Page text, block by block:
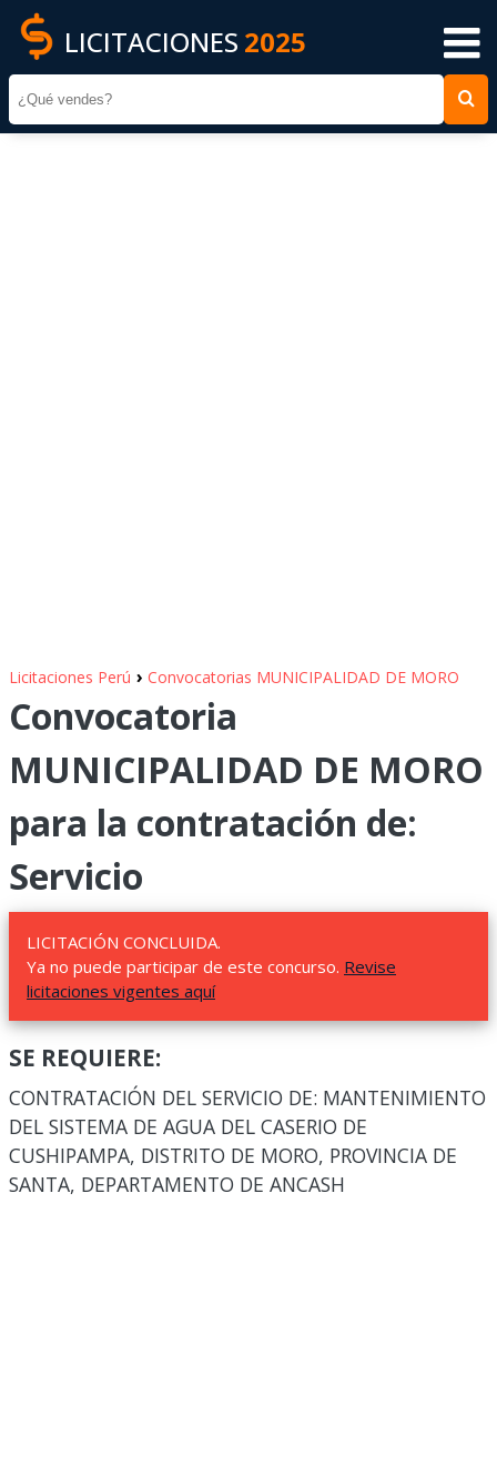
LICITACIONES 2025
Licitaciones Perú › Convocatorias MUNICIPALIDAD DE MORO
Convocatoria
MUNICIPALIDAD DE MORO
para la contratación de:
Servicio
LICITACIÓN CONCLUIDA.
Ya no puede participar de este concurso. Revise
licitaciones vigentes aquí
SE REQUIERE:
CONTRATACIÓN DEL SERVICIO DE: MANTENIMIENTO
DEL SISTEMA DE AGUA DEL CASERIO DE
CUSHIPAMPA, DISTRITO DE MORO, PROVINCIA DE
SANTA, DEPARTAMENTO DE ANCASH